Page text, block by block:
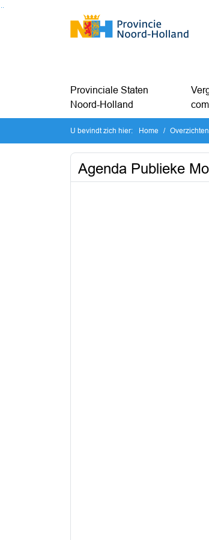
Ga naar de inhoud van deze pagina
Ga naar het zoeken
Provinciale Staten
Noord-Holland
U bevindt zich hier: Home
Agenda Publieke